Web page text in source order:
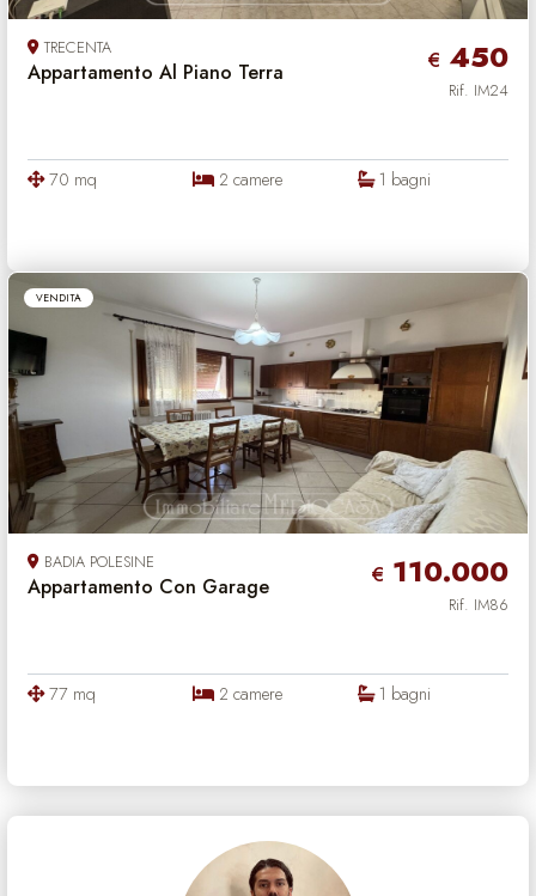
TRECENTA
Appartamento Al Piano Terra € 450
Rif. IM24
70 mq 2 camere 1 bagni
VENDITA
BADIA POLESINE
Appartamento Con Garage € 110.000
Rif. IM86
77 mq 2 camere 1 bagni